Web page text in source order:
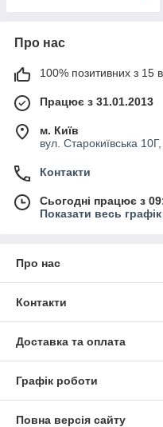
Про нас
100% позитивних з 15
Працює з 31.01.2013
м. Київ
вул. Старокиївська
Контакти
Сьогодні працює з
Показати весь
Про нас
Контакти
Доставка та оплата
Графік роботи
Повна версія сайту